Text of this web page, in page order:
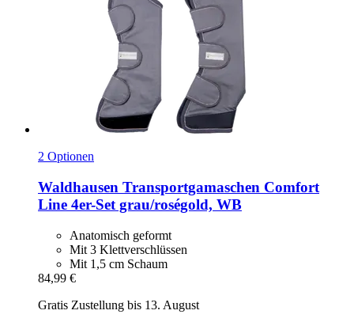
2 Optionen
Waldhausen Transportgamaschen Comfort
Line 4er-​Set grau/roségold, WB
Anatomisch geformt
Mit 3 Klettverschlüssen
Mit 1,5 cm Schaum
84,99 €
Gratis Zustellung bis 13. August